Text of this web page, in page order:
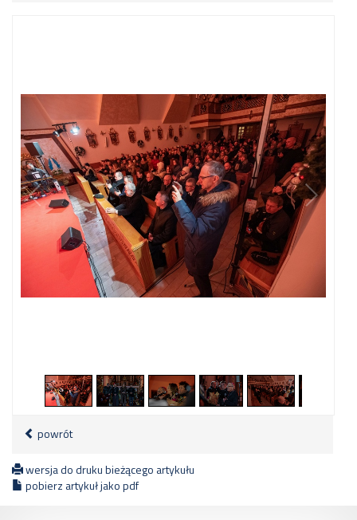
powrót
wersja do druku bieżącego artykułu
pobierz artykuł jako pdf